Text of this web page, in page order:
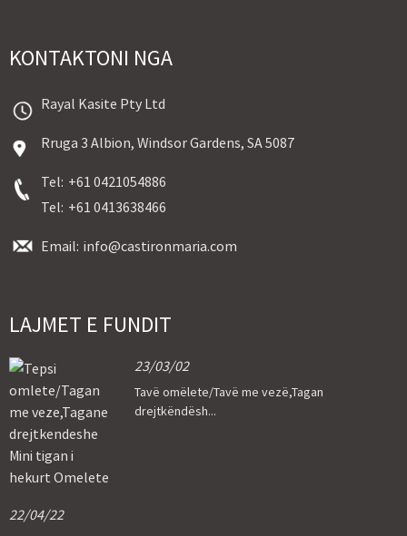
KONTAKTONI NGA
Rayal Kasite Pty Ltd
Rruga 3 Albion, Windsor Gardens, SA 5087
Tel: +61 0421054886
Tel: +61 0413638466
Email: info@castironmaria.com
LAJMET E FUNDIT
23/03/02
Tavë omëlete/Tavë me vezë,Tagan
drejtkëndësh...
22/04/22